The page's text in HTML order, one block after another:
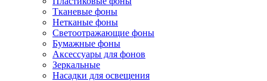
Тканевые фоны
Нетканые фоны
Светоотражающие фоны
Бумажные фоны
Аксессуары для фонов
Зеркальные
Насадки для освещения